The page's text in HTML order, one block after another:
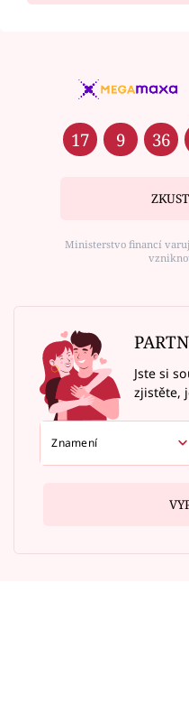
17 9 36
Ministerstvo financí
Jste si
zjistěte,